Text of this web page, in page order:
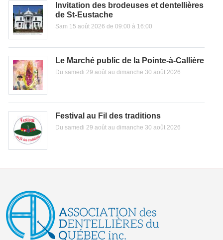
Invitation des brodeuses et dentellières
de St-Eustache
Sam 15 août 2026 de 09:00 à 16:00
Le Marché public de la Pointe-à-Callière
Du samedi 29 août au dimanche 30 août 2026
Festival au Fil des traditions
Du samedi 29 août au dimanche 30 août 2026